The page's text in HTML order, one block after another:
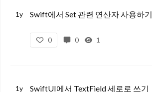
1y Swift에서 Set 관련 연산자 사용하기
0 0 1
1y SwiftUI에서 TextField 세로로 쓰기